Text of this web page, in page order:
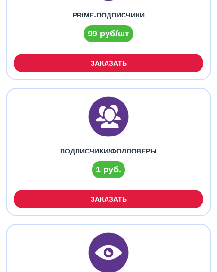
PRIME-ПОДПИСЧИКИ
99 руб/шт
ЗАКАЗАТЬ
ПОДПИСЧИКИ/ФОЛЛОВЕРЫ
1 руб.
ЗАКАЗАТЬ